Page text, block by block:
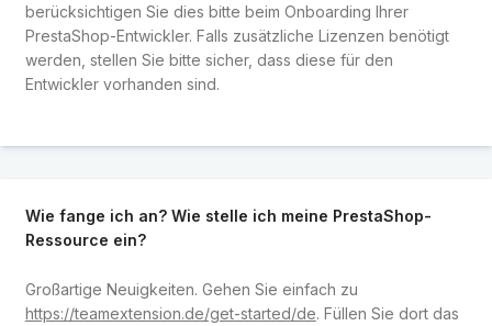
berücksichtigen Sie dies bitte beim Onboarding Ihrer
PrestaShop-Entwickler. Falls zusätzliche Lizenzen benötigt
werden, stellen Sie bitte sicher, dass diese für den
Entwickler vorhanden sind.
Wie fange ich an? Wie stelle ich meine PrestaShop-
Ressource ein?
Großartige Neuigkeiten. Gehen Sie einfach zu
https://teamextension.de/get-started/de. Füllen Sie dort das